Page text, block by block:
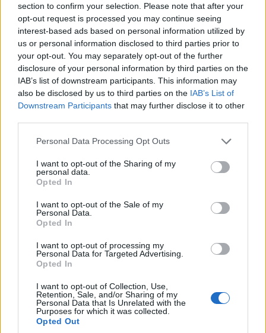
section to confirm your selection. Please note that after your
opt-out request is processed you may continue seeing
interest-based ads based on personal information utilized by
us or personal information disclosed to third parties prior to
your opt-out. You may separately opt-out of the further
disclosure of your personal information by third parties on the
IAB’s list of downstream participants. This information may
also be disclosed by us to third parties on the IAB’s List of
Downstream Participants that may further disclose it to other
Please note that this website/app uses one or more Google
not limited to your visit or usage behaviour. You may click to
grant or deny consent to Google and its third-party tags to
use your data for below specified purposes in below Google
consent section.
Personal Data Processing Opt Outs
I want to opt-out of the Sharing of my
personal data.
Opted In
I want to opt-out of the Sale of my
Personal Data.
Opted In
I want to opt-out of processing my
Personal Data for Targeted Advertising.
Opted In
I want to opt-out of Collection, Use,
Retention, Sale, and/or Sharing of my
Personal Data that Is Unrelated with the
Purposes for which it was collected.
Opted Out
ΔΕΛΤΙΟ ΤΥΠΟΥ Για ένα ολόκληρο μήνα, κάθε τέσσερα χρόνια,
τα μάτια είναι στραμμένα στο μέρος του πλανήτη που
οργανώνει μία τεράστια γιορτή. Ποδοσφαιριστές από 32 χώρες,